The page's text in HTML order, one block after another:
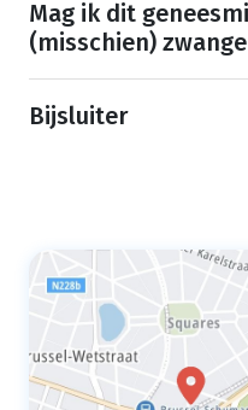
Mag ik dit
(misschien)
Bijsluiter